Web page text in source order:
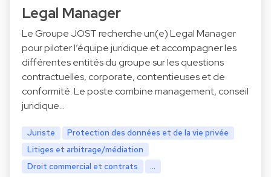
Legal Manager
Le Groupe JOST recherche un(e) Legal Manager
pour piloter l’équipe juridique et accompagner les
différentes entités du groupe sur les questions
contractuelles, corporate, contentieuses et de
conformité. Le poste combine management, conseil
juridique…
Juriste
Protection des données et de la vie privée
Litiges et arbitrage/médiation
Droit commercial et contrats
...